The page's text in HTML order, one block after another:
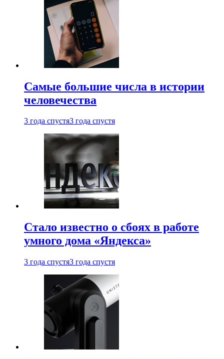
Самые большие числа в истории
человечества
3 года спустя3 года спустя
Стало известно о сбоях в работе
умного дома «Яндекса»
3 года спустя3 года спустя